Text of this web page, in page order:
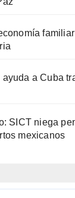
a Cuba
SICT niega
mexicanos